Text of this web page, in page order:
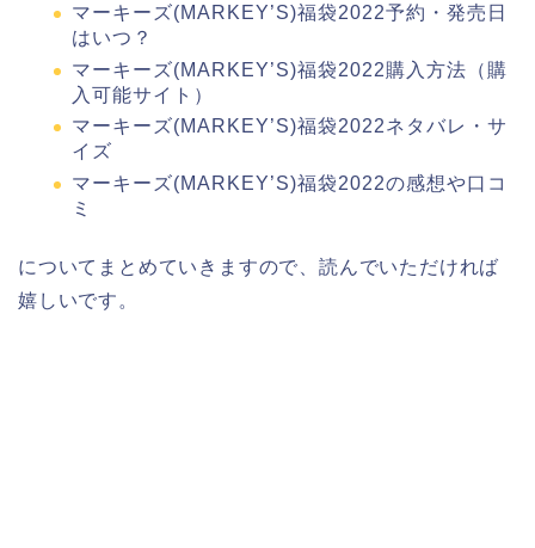
マーキーズ(MARKEY’S)福袋2022予約・発売日
はいつ？
マーキーズ(MARKEY’S)福袋2022購入方法（購
入可能サイト）
マーキーズ(MARKEY’S)福袋2022ネタバレ・サ
イズ
マーキーズ(MARKEY’S)福袋2022の感想や口コ
ミ
についてまとめていきますので、読んでいただければ
嬉しいです。